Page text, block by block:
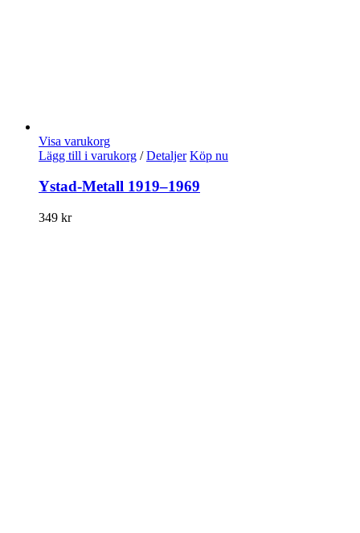
Visa varukorg
Lägg till i varukorg / Detaljer Köp nu
Ystad-Metall 1919–1969
349 kr